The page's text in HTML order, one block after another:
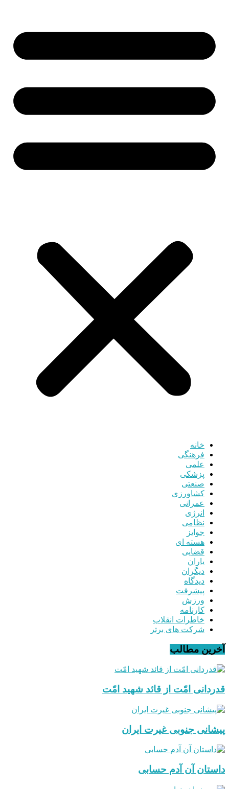
خانه
فرهنگی
علمی
پزشکی
صنعتی
کشاورزی
عمرانی
انرژی
نظامی
جوایز
هسته ای
قضایی
یاران
دیگران
دیدگاه
پیشرفت
ورزش
کارنامه
خاطرات انقلاب
شرکت های برتر
آخرین مطالب
قدردانی امّت از قائد شهید امّت
پیشانی جنوبی غیرت ایران
داستان آن آدم حسابی